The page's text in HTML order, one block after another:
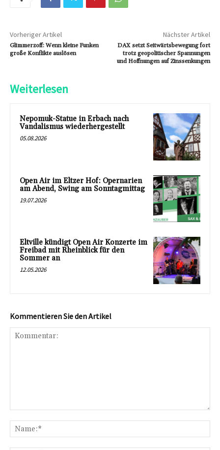
Vorheriger Artikel
Glimmerzoff: Wenn kleine Funken
große Konflikte auslösen
Nächster Artikel
DAX setzt Seitwärtsbewegung fort
trotz geopolitischer Spannungen
und Hoffnungen auf Zinssenkungen
Weiterlesen
Nepomuk-Statue in Erbach nach
Vandalismus wiederhergestellt
05.08.2026
Open Air im Eltzer Hof: Opernarien
am Abend, Swing am Sonntagmittag
19.07.2026
Eltville kündigt Open Air Konzerte im
Freibad mit Rheinblick für den
Sommer an
12.05.2026
Kommentieren Sie den Artikel